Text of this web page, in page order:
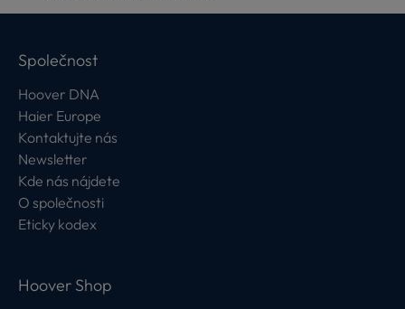
Společnost
Hoover DNA
Haier Europe
Kontaktujte nás
Newsletter
Kde nás nájdete
O společnosti
Eticky kodex
Hoover Shop